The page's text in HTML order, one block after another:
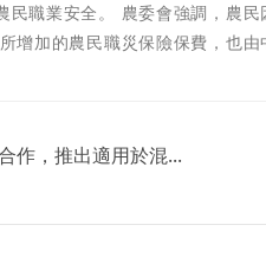
民職業安全。 農委會強調，農
增加的農民職災保險保費，也由
作，推出適用於混...